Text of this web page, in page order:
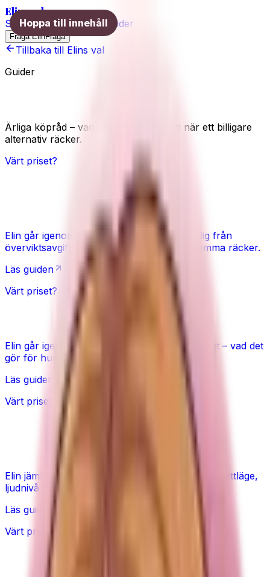
Hoppa till innehåll
Elins val
SkönhetHälsa TräningGuider
Fråga ElinFråga
Tillbaka till Elins val
Guider
Ärliga köpråd – vad du faktiskt får och när ett billigare
alternativ räcker.
Värt priset?
Bagagevåg – värt det eller kan du
Elin går igenom när en bagagevåg räddar dig från
överviktsavgift – och när badrumsvågen hemma räcker.
Läs guiden
Värt priset?
Snail mucin – värt hypen?
Elin går igenom snigelsekret (snail mucin) ärligt – vad det
gör för huden och om det virala ryktet håller.
Läs guiden
Värt priset?
Tyst fläkt för sovrummet – vilken ska
du välja?
Elin jämför tysta fläktar för sovrummet ärligt – nattläge,
ljudnivå och när premium är värt det.
Läs guiden
Värt priset?
Fläkt: dyr vs billig – värt det?